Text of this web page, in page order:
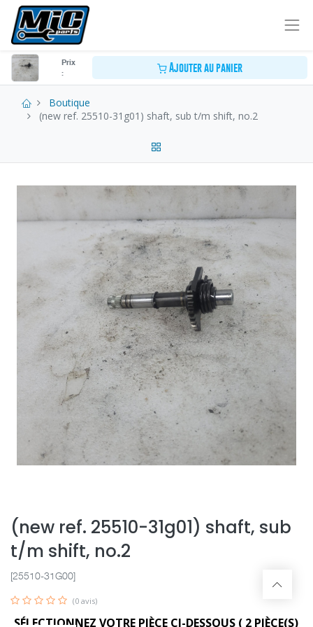
Prix
:
Ajouter au panier
Boutique
(new ref. 25510-31g01) shaft, sub t/m shift, no.2
(new ref. 25510-31g01) shaft, sub
t/m shift, no.2
[25510-31G00]
(0 avis)
SÉLECTIONNEZ VOTRE PIÈCE CI-DESSOUS ( 2 PIÈCE(S)